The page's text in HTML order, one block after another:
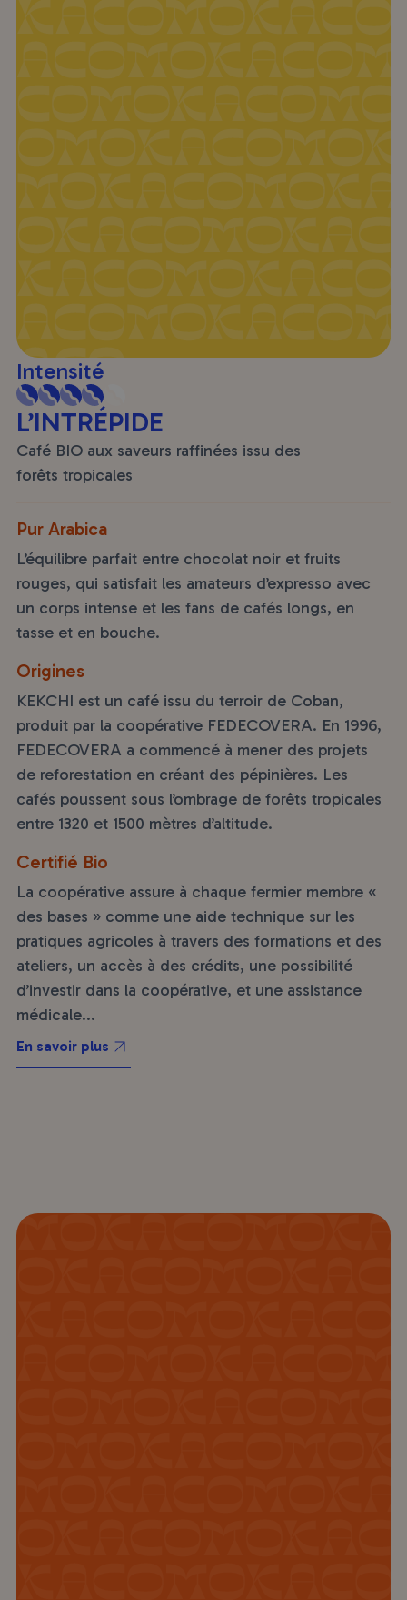
L’INTRÉPIDE
Café BIO aux saveurs raffinées issu des
forêts tropicales
Intensité
Pur Arabica
L’équilibre parfait entre chocolat noir et fruits
rouges, qui satisfait les amateurs d’expresso avec
un corps intense et les fans de cafés longs, en
tasse et en bouche.
Origines
KEKCHI est un café issu du terroir de Coban,
produit par la coopérative FEDECOVERA. En 1996,
FEDECOVERA a commencé à mener des projets
de reforestation en créant des pépinières. Les
cafés poussent sous l’ombrage de forêts tropicales
entre 1320 et 1500 mètres d’altitude.
Certifié Bio
La coopérative assure à chaque fermier membre «
des bases » comme une aide technique sur les
pratiques agricoles à travers des formations et des
ateliers, un accès à des crédits, une possibilité
d’investir dans la coopérative, et une assistance
médicale...
En savoir plus